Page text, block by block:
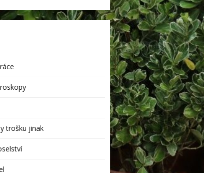
trošku jinak